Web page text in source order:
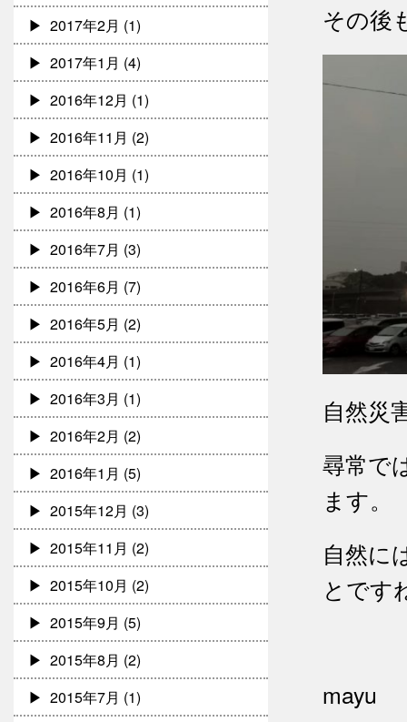
その後
自然災
尋常で
ます。
自然に
とです
mayu
2017年2月 (1)
2017年1月 (4)
2016年12月 (1)
2016年11月 (2)
2016年10月 (1)
2016年8月 (1)
2016年7月 (3)
2016年6月 (7)
2016年5月 (2)
2016年4月 (1)
2016年3月 (1)
2016年2月 (2)
2016年1月 (5)
2015年12月 (3)
2015年11月 (2)
2015年10月 (2)
2015年9月 (5)
2015年8月 (2)
2015年7月 (1)